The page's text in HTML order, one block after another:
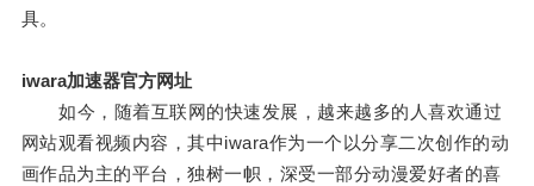
具。
iwara加速器官方网址
如今，随着互联网的快速发展，越来越多的人喜欢通过
网站观看视频内容，其中iwara作为一个以分享二次创作的动
画作品为主的平台，独树一帜，深受一部分动漫爱好者的喜